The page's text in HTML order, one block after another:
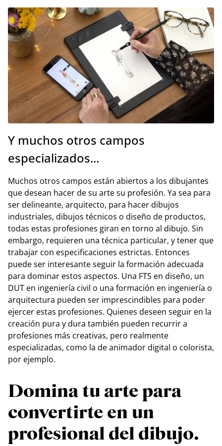
Y muchos otros campos
especializados...
Muchos otros campos están abiertos a los dibujantes
que desean hacer de su arte su profesión. Ya sea para
ser delineante, arquitecto, para hacer dibujos
industriales, dibujos técnicos o diseño de productos,
todas estas profesiones giran en torno al dibujo. Sin
embargo, requieren una técnica particular, y tener que
trabajar con especificaciones estrictas. Entonces
puede ser interesante seguir la formación adecuada
para dominar estos aspectos. Una FTS en diseño, un
DUT en ingeniería civil o una formación en ingeniería o
arquitectura pueden ser imprescindibles para poder
ejercer estas profesiones. Quienes deseen seguir en la
creación pura y dura también pueden recurrir a
profesiones más creativas, pero realmente
especializadas, como la de animador digital o colorista,
por ejemplo.
Domina tu arte para
convertirte en un
profesional del dibujo.